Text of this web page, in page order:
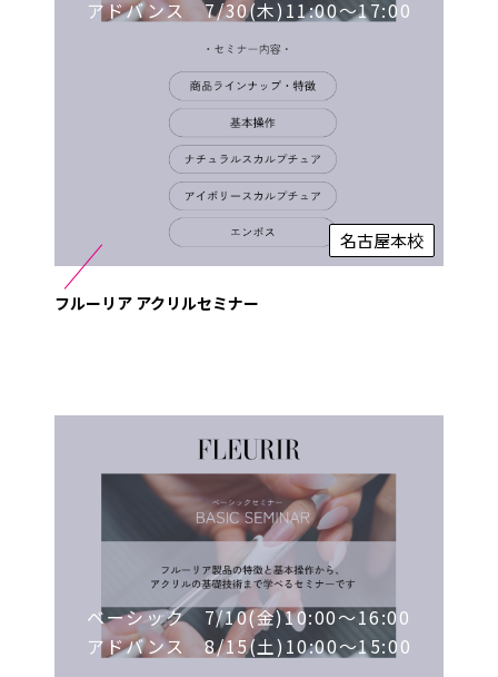
アドバンス 7/30(木)11:00～17:00
名古屋本校
フルーリア アクリルセミナー
ベーシック 7/10(金)10:00～16:00
アドバンス 8/15(土)10:00～15:00